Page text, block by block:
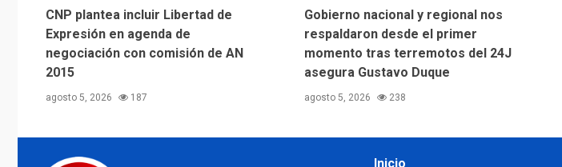
CNP plantea incluir Libertad de
Expresión en agenda de
negociación con comisión de AN
2015
agosto 5, 2026 187
Gobierno nacional y regional nos
respaldaron desde el primer
momento tras terremotos del 24J
asegura Gustavo Duque
agosto 5, 2026 238
Inicio